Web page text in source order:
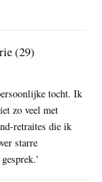
(29)
tocht. Ik
zo veel met
retraites die ik
starre